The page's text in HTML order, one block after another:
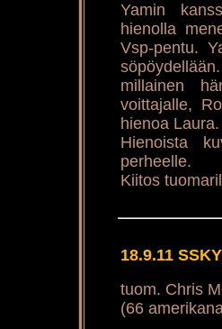
Yamin
hienolla
Vsp-pentu.
millainen
voittajalle,
hienoa Laura.
Hienoista
perheelle.
Kiitos
18.9.11
tuom. Chris
(66